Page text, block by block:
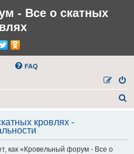
- Все о скатных
FAQ
с
кровлях -
как «Кровельный форум - Все о